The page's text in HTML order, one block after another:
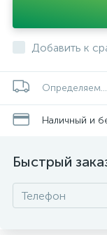
Добавить к
Определяем...
Наличный и
Быстрый